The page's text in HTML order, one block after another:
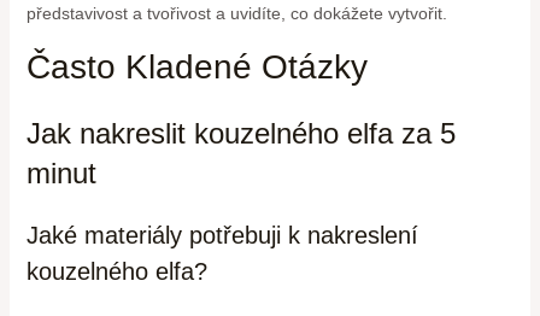
představivost a tvořivost a uvidíte, co dokážete vytvořit.
Často Kladené Otázky
Jak nakreslit kouzelného elfa za 5
minut
Jaké materiály potřebuji k nakreslení
kouzelného elfa?